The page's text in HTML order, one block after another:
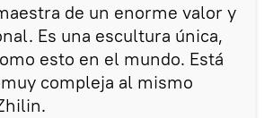
de un enorme valor y
Es una escultura única,
esto en el mundo. Está
compleja al mismo